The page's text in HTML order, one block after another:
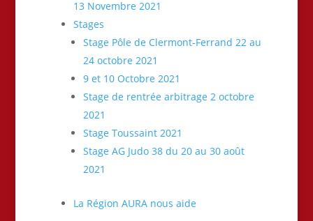
13 Novembre 2021
Stages
Stage Pôle de Clermont-Ferrand 22 au
24 octobre 2021
9 et 10 Octobre 2021
Stage de rentrée arbitrage 2 octobre
2021
Stage Toussaint 2021
Stage AG Judo 38 du 20 au 30 août
2021
La Région AURA nous aide